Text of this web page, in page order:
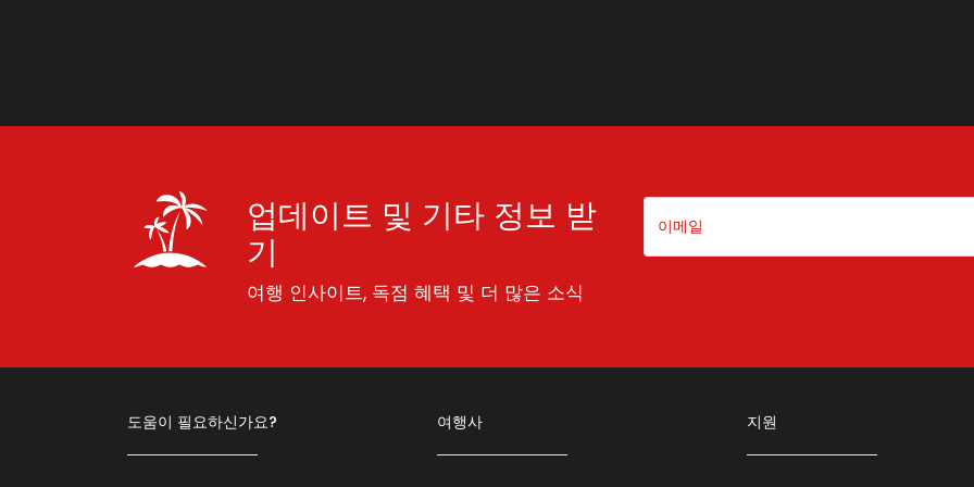
업데이트 및 기타 정보 받
기
여행 인사이트, 독점 혜택 및 더 많은 소식
도움이 필요하신가요? 여행사 지원